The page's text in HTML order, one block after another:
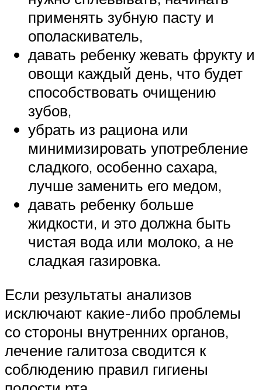
применять зубную пасту и
ополаскиватель,
давать ребенку жевать фрукту и
овощи каждый день, что будет
способствовать очищению
зубов,
убрать из рациона или
минимизировать употребление
сладкого, особенно сахара,
лучше заменить его медом,
давать ребенку больше
жидкости, и это должна быть
чистая вода или молоко, а не
сладкая газировка.
Если результаты анализов
исключают какие-либо проблемы
со стороны внутренних органов,
лечение галитоза сводится к
соблюдению правил гигиены